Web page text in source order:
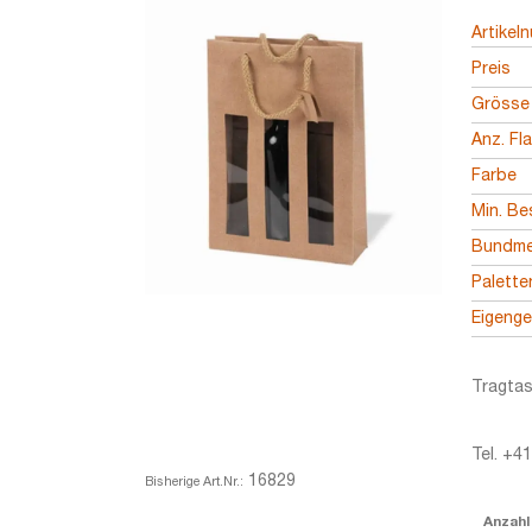
Bisherige Art.Nr.: 16829
Preis
Grösse
Anz.
Farbe
Min.
Tel.
Anzahl